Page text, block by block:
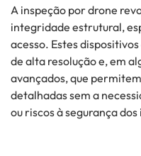
A inspeção por drone
integridade estrutural,
acesso. Estes
de alta resolução e, em
avançados, que
detalhadas sem a
ou riscos à segurança